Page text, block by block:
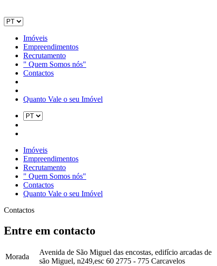
Imóveis
Empreendimentos
Recrutamento
" Quem Somos nós"
Contactos
Quanto Vale o seu Imóvel
Imóveis
Empreendimentos
Recrutamento
" Quem Somos nós"
Contactos
Quanto Vale o seu Imóvel
Contactos
Entre em contacto
Morada
Avenida de São Miguel das encostas, edifício arcadas de
são Miguel, n249,esc 60 2775 - 775 Carcavelos